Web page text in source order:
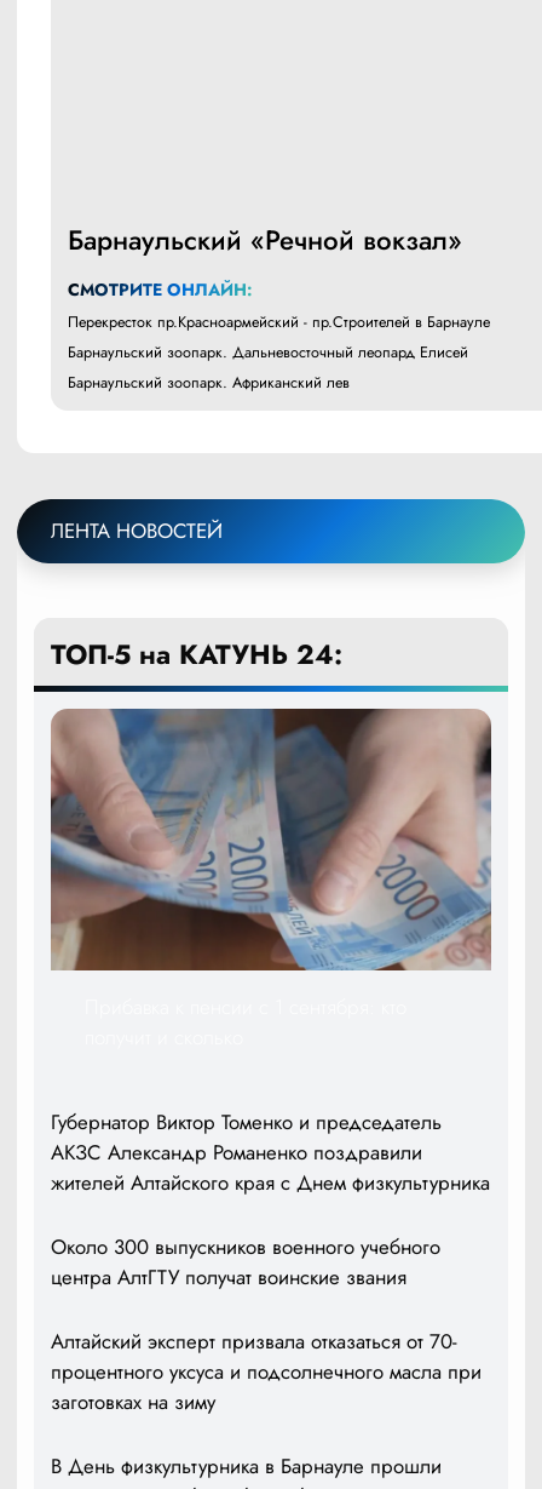
Барнаульский «Речной вокзал»
СМОТРИТЕ ОНЛАЙН:
Перекресток пр.Красноармейский - пр.Строителей в Барнауле
Барнаульский зоопарк. Дальневосточный леопард Елисей
Барнаульский зоопарк. Африканский лев
ЛЕНТА НОВОСТЕЙ
ТОП-5 на КАТУНЬ 24:
Губернатор Виктор Томенко и председатель
АКЗС Александр Романенко поздравили
жителей Алтайского края с Днем физкультурника
Около 300 выпускников военного учебного
центра АлтГТУ получат воинские звания
Алтайский эксперт призвала отказаться от 70-
процентного уксуса и подсолнечного масла при
заготовках на зиму
В День физкультурника в Барнауле прошли